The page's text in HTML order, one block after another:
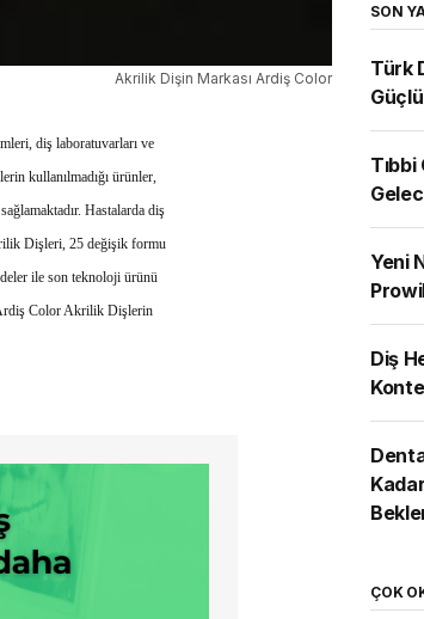
Akrilik Dişin Markası Ardiş Color
diş laboratuvarları ve
kullanılmadığı ürünler,
Hastalarda diş
Dişleri, 25 değişik formu
ile son teknoloji ürünü
Color Akrilik Dişlerin
SON
Türk
Yeni
Diş
ÇOK